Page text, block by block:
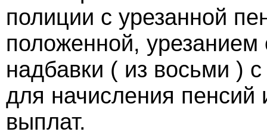
полиции с урезанной
положенной, урезанием
надбавки ( из восьми )
для начисления пенсий
выплат.